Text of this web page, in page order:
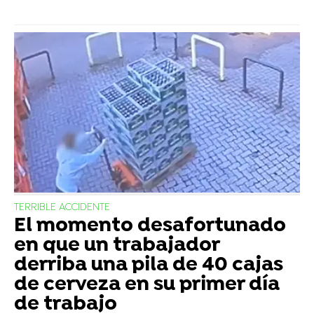
TERRIBLE ACCIDENTE
El momento desafortunado
en que un trabajador
derriba una pila de 40 cajas
de cerveza en su primer día
de trabajo